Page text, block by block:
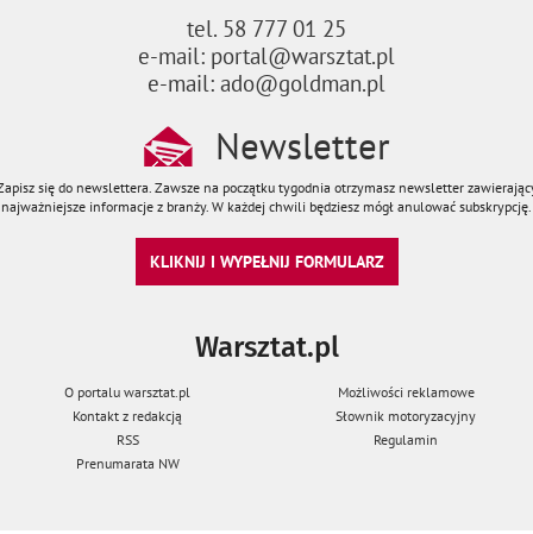
tel. 58 777 01 25
e-mail: portal@warsztat.pl
e-mail: ado@goldman.pl
Newsletter
się do newslettera. Zawsze na początku tygodnia otrzymasz newsletter
najważniejsze informacje z branży. W każdej chwili będziesz mógł anulować subskrypcję.
KLIKNIJ I WYPEŁNIJ FORMULARZ
Warsztat.pl
O portalu warsztat.pl
Możliwości reklamowe
Kontakt z redakcją
Słownik motoryzacyjny
RSS
Regulamin
Prenumarata NW